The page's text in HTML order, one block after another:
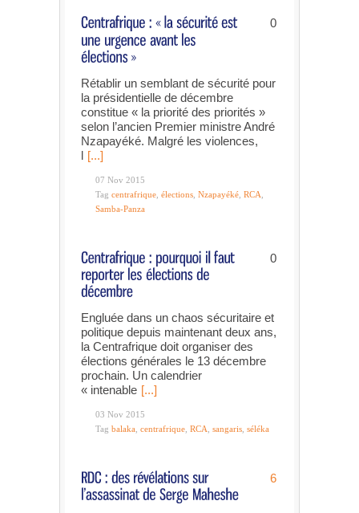
0
Rétablir un semblant de sécurité pour
la présidentielle de décembre
constitue « la priorité des priorités »
selon l’ancien Premier ministre André
Nzapayéké. Malgré les violences,
l [...]
07 Nov 2015
Tag centrafrique élections Nzapayéké RCA
Samba-Panza
0
Engluée dans un chaos sécuritaire et
politique depuis maintenant deux ans,
la Centrafrique doit organiser des
élections générales le 13 décembre
prochain. Un calendrier
« intenable [...]
03 Nov 2015
Tag balaka centrafrique RCA sangaris séléka
6